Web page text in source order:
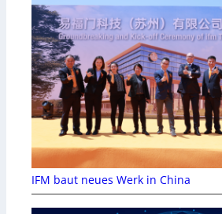
IFM baut neues Werk in China